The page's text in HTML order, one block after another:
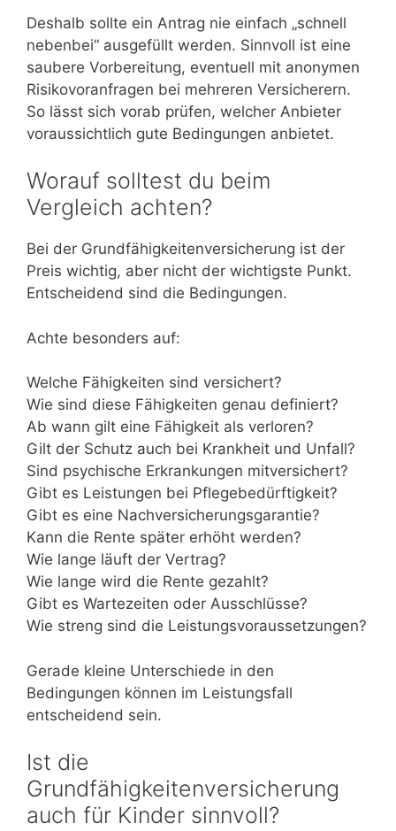
Deshalb sollte ein Antrag nie einfach „schnell
nebenbei“ ausgefüllt werden. Sinnvoll ist eine
saubere Vorbereitung, eventuell mit anonymen
Risikovoranfragen bei mehreren Versicherern.
So lässt sich vorab prüfen, welcher Anbieter
voraussichtlich gute Bedingungen anbietet.
Worauf solltest du beim
Vergleich achten?
Bei der Grundfähigkeitenversicherung ist der
Preis wichtig, aber nicht der wichtigste Punkt.
Entscheidend sind die Bedingungen.
Achte besonders auf:
Welche Fähigkeiten sind versichert?
Wie sind diese Fähigkeiten genau definiert?
Ab wann gilt eine Fähigkeit als verloren?
Gilt der Schutz auch bei Krankheit und Unfall?
Sind psychische Erkrankungen mitversichert?
Gibt es Leistungen bei Pflegebedürftigkeit?
Gibt es eine Nachversicherungsgarantie?
Kann die Rente später erhöht werden?
Wie lange läuft der Vertrag?
Wie lange wird die Rente gezahlt?
Gibt es Wartezeiten oder Ausschlüsse?
Wie streng sind die Leistungsvoraussetzungen?
Gerade kleine Unterschiede in den
Bedingungen können im Leistungsfall
entscheidend sein.
Ist die
Grundfähigkeitenversicherung
auch für Kinder sinnvoll?